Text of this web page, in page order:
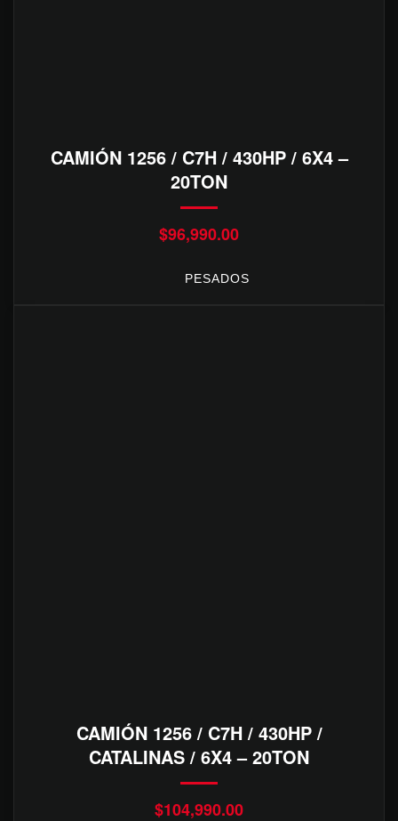
CAMIÓN 1256 / C7H / 430HP / 6X4 –
20TON
$96,990.00
PESADOS
CAMIÓN 1256 / C7H / 430HP /
CATALINAS / 6X4 – 20TON
$104,990.00